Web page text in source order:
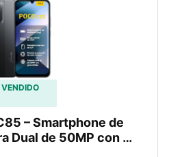
– Smartphone de
Dual de 50MP con …